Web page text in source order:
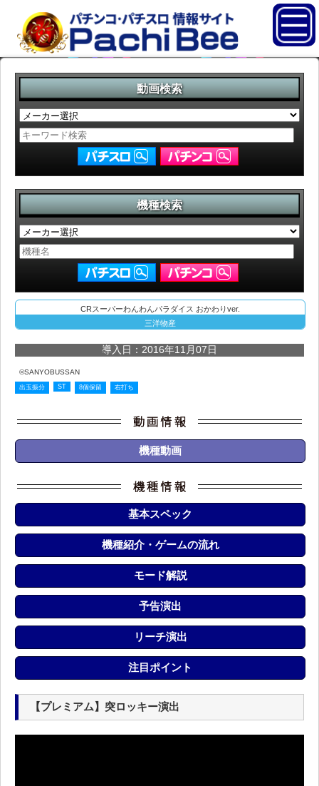
動画検索
機種検索
CRスーパーわんわんパラダイス おかわりver.
三洋物産
導入日：2016年11月07日
©SANYOBUSSAN
出玉振分 ST 8個保留 右打ち
機種動画
基本スペック
機種紹介・ゲームの流れ
モード解説
予告演出
リーチ演出
注目ポイント
【プレミアム】突ロッキー演出